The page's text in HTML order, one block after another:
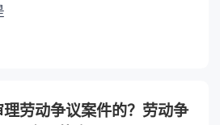
劳动争议案件的？劳动争